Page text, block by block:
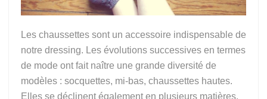
Les chaussettes sont un accessoire indispensable de
notre dressing. Les évolutions successives en termes
de mode ont fait naître une grande diversité de
modèles : socquettes, mi-bas, chaussettes hautes.
Elles se déclinent également en plusieurs matières,